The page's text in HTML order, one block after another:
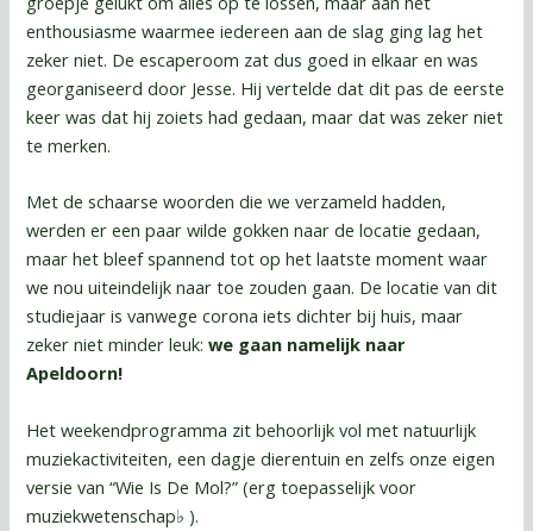
enthousiasme waarmee iedereen aan de slag ging lag het
zeker niet. De escaperoom zat dus goed in elkaar en was
georganiseerd door Jesse. Hij vertelde dat dit pas de eerste
keer was dat hij zoiets had gedaan, maar dat was zeker niet
te merken.
Met de schaarse woorden die we verzameld hadden,
werden er een paar wilde gokken naar de locatie gedaan,
maar het bleef spannend tot op het laatste moment waar
we nou uiteindelijk naar toe zouden gaan. De locatie van dit
studiejaar is vanwege corona iets dichter bij huis, maar
zeker niet minder leuk:we gaan namelijk naar
Apeldoorn!
Het weekendprogramma zit behoorlijk vol met natuurlijk
muziekactiviteiten, een dagje dierentuin en zelfs onze eigen
versie van “Wie Is De Mol?” (erg toepasselijk voor
muziekwetenschap♭ ).